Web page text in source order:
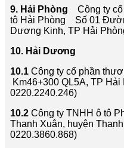
9. Hải Phòng Công ty cổ
tô Hải Phòng Số 01
Dương Kinh, TP Hải
10. Hải Dương
10.1 Công ty cổ phần
Km46+300 QL5A, TP
0220.2240.246)
10.2 Công ty TNHH ô
Thanh Xuân, huyện
0220.3860.868)